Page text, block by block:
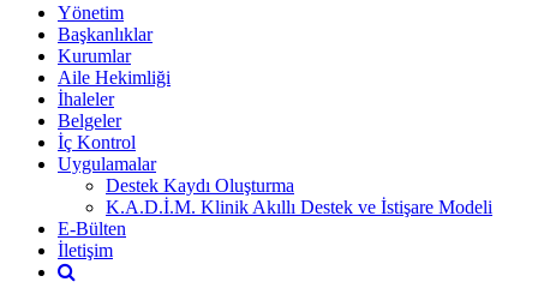
Yönetim
Başkanlıklar
Kurumlar
Aile Hekimliği
İhaleler
Belgeler
İç Kontrol
Uygulamalar
Destek Kaydı Oluşturma
K.A.D.İ.M. Klinik Akıllı Destek ve İstişare Modeli
E-Bülten
İletişim